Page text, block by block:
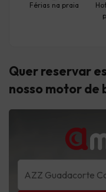
Férias na praia
Quer reservar
nosso motor de